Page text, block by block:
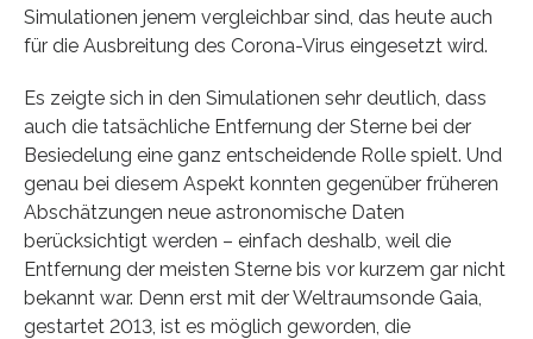
Simulationen jenem vergleichbar sind, das heute auch
für die Ausbreitung des Corona-Virus eingesetzt wird.
Es zeigte sich in den Simulationen sehr deutlich, dass
auch die tatsächliche Entfernung der Sterne bei der
Besiedelung eine ganz entscheidende Rolle spielt. Und
genau bei diesem Aspekt konnten gegenüber früheren
Abschätzungen neue astronomische Daten
berücksichtigt werden – einfach deshalb, weil die
Entfernung der meisten Sterne bis vor kurzem gar nicht
bekannt war. Denn erst mit der Weltraumsonde Gaia,
gestartet 2013, ist es möglich geworden, die